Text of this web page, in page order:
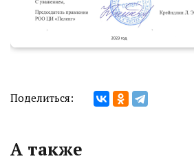
Поделиться:
А также